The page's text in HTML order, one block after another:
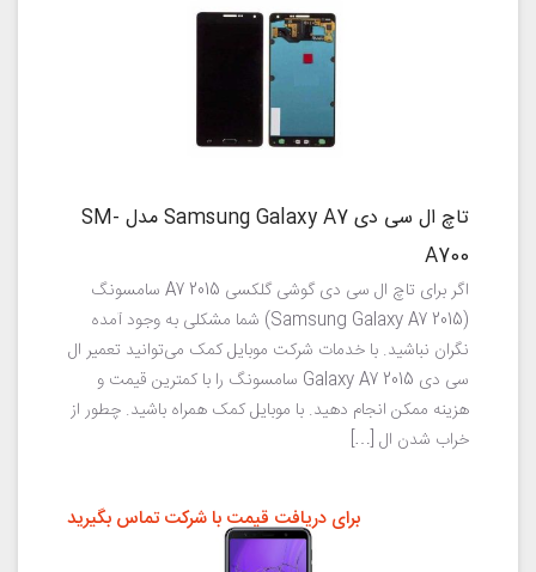
تاچ ال سی دی Samsung Galaxy A7 مدل SM-
A700
اگر برای تاچ ال سی دی گوشی گلکسی A7 2015 سامسونگ
(Samsung Galaxy A7 2015) شما مشکلی به وجود آمده
نگران نباشید. با خدمات شرکت موبایل کمک می‌توانید تعمیر ال
سی دی Galaxy A7 2015 سامسونگ را با کمترین قیمت و
هزینه ممکن انجام دهید. با موبایل کمک همراه باشید. چطور از
خراب شدن ال […]
برای دریافت قیمت با شرکت تماس بگیرید